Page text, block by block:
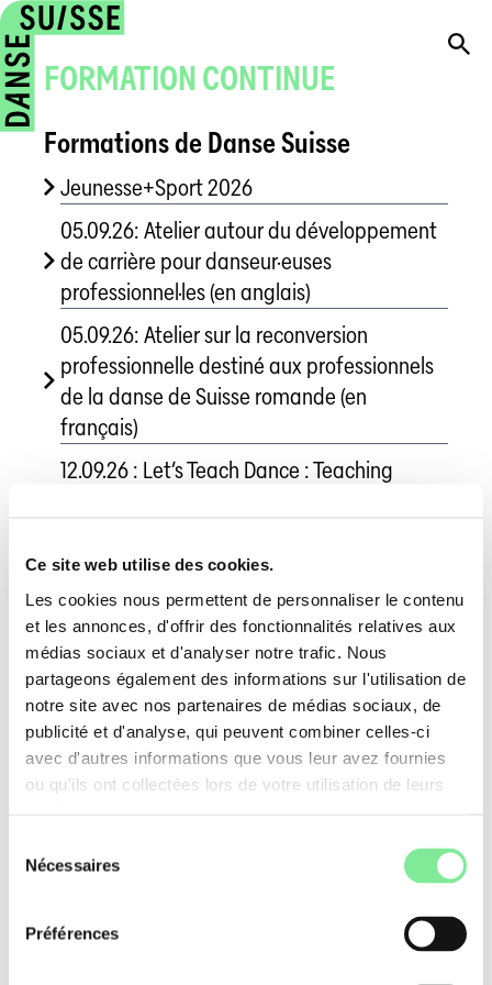
Ce site web utilise des cookies.
Les cookies nous permettent de personnaliser le contenu
et les annonces, d'offrir des fonctionnalités relatives aux
médias sociaux et d'analyser notre trafic. Nous
partageons également des informations sur l'utilisation de
notre site avec nos partenaires de médias sociaux, de
publicité et d'analyse, qui peuvent combiner celles-ci
avec d'autres informations que vous leur avez fournies
ou qu'ils ont collectées lors de votre utilisation de leurs
Nécessaires
Préférences
FORMATION CONTINUE
Formations de Danse Suisse
Jeunesse+Sport 2026
05.09.26: Atelier autour du développement
de carrière pour danseur·euses
professionnel·les (en anglais)
05.09.26: Atelier sur la reconversion
professionnelle destiné aux professionnels
de la danse de Suisse romande (en
français)
12.09.26 : Let’s Teach Dance : Teaching
26/10/2026 : Résilience et santé mentale
17.10.26 : Let’s Teach Dance : anatomie,
condition physique et sécurité à
l’entraînement en danse (en anglais)
Autres formations
La Manufacture: Portes ouvertes 2026
en Dramaturgie & Performance du texte
en Production des Arts scéniques